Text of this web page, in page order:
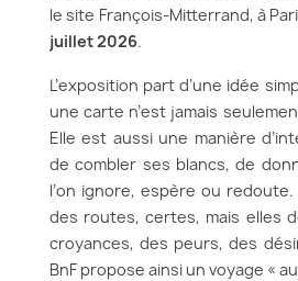
le site François-Mitterrand, à
juillet 2026.
L’exposition part d’une idée
une carte n’est jamais
Elle est aussi une manière
de combler ses blancs, de
l’on ignore, espère ou
des routes, certes, mais elles
croyances, des peurs, des
BnF propose ainsi un voyage «